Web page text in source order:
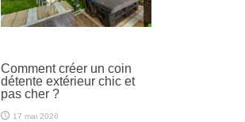
Comment créer un coin
détente extérieur chic et
pas cher ?
17 mai 2026